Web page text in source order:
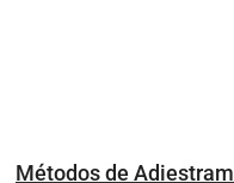
Métodos de